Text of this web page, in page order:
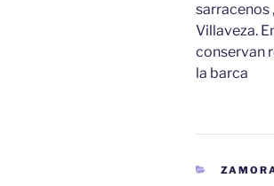
sarracenos
Villaveza.
conservan
la barca